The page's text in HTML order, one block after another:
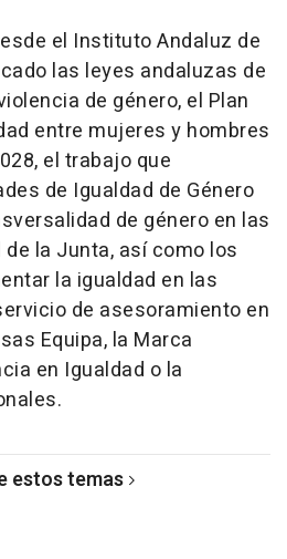
el Instituto Andaluz de
las leyes andaluzas de
de género, el Plan
entre mujeres y hombres
el trabajo que
de Igualdad de Género
de género en las
la Junta, así como los
la igualdad en las
de asesoramiento en
Equipa, la Marca
en Igualdad o la
estos temas